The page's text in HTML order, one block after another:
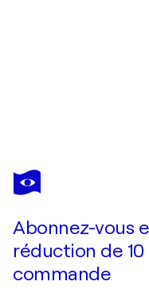
GRIGOR
VELEV
Je
Abonnez-vous
réduction de
commande